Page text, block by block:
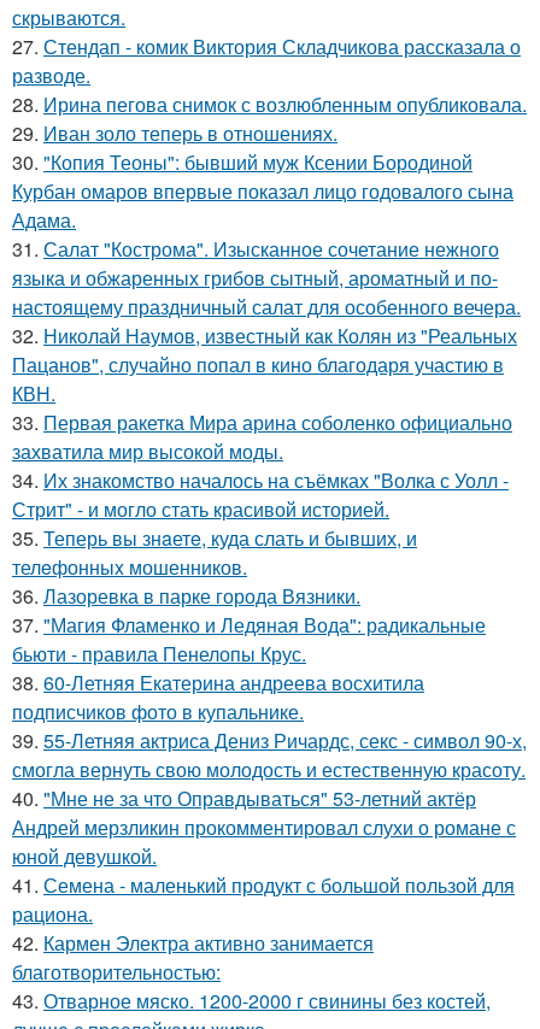
скрываются.
27. Стендап - комик Виктория Складчикова рассказала о
разводе.
28. Ирина пегова снимок с возлюбленным опубликовала.
29. Иван золо теперь в отношениях.
30. "Копия Теоны": бывший муж Ксении Бородиной
Курбан омаров впервые показал лицо годовалого сына
Адама.
31. Салат "Кострома". Изысканное сочетание нежного
языка и обжаренных грибов сытный, ароматный и по-
настоящему праздничный салат для особенного вечера.
32. Николай Наумов, известный как Колян из "Реальных
Пацанов", случайно попал в кино благодаря участию в
КВН.
33. Первая ракетка Мира арина соболенко официально
захватила мир высокой моды.
34. Их знакомство началось на съёмках "Волка с Уолл -
Стрит" - и могло стать красивой историей.
35. Теперь вы знaетe, куда слать и бывших, и
телeфонныx мошенников.
36. Лазоревка в парке города Вязники.
37. "Магия Фламенко и Ледяная Вода": радикальные
бьюти - правила Пенелопы Крус.
38. 60-Летняя Екатерина андреева восхитила
подписчиков фото в купальнике.
39. 55-Летняя актриса Дениз Ричардс, секс - символ 90-х,
смогла вернуть свою молодость и естественную красоту.
40. "Мне не за что Оправдываться" 53-летний актёр
Андрей мерзликин прокомментировал слухи о романе с
юной девушкой.
41. Семена - маленький продукт с большой пользой для
рациона.
42. Кармен Электра активно занимается
благотворительностью:
43. Отварное мяско. 1200-2000 г свинины без костей,